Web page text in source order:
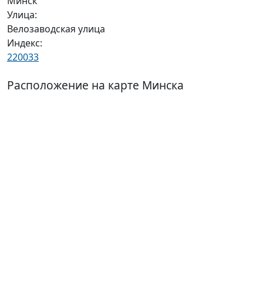
Улица:
Велозаводская улица
Индекс:
220033
Расположение на карте Минска